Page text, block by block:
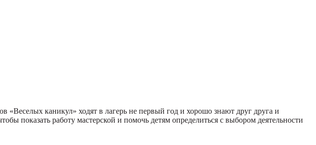
«Веселых каникул» ходят в лагерь не первый год и хорошо знают друг друга и
показать работу мастерской и помочь детям определиться с выбором деятельности